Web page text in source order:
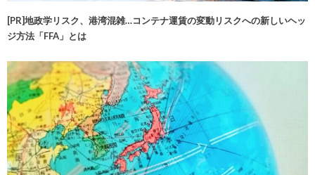
[PR]地政学リスク、港湾混雑…コンテナ運賃の変動リスクへの新しいヘッ
ジ方法「FFA」とは